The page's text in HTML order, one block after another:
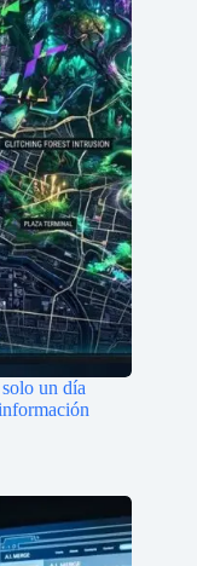
un día